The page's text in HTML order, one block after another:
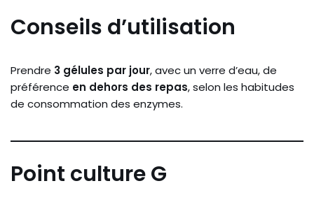
Conseils d’utilisation
Prendre 3 gélules par jour, avec un verre d’eau, de
préférence en dehors des repas, selon les habitudes
de consommation des enzymes.
Point culture G